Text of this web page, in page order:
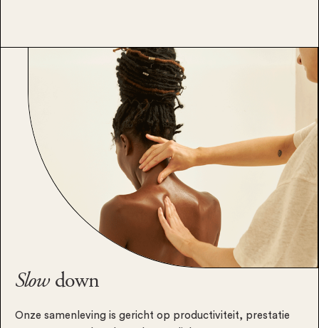
Slowdown
Onze samenleving is gericht op productiviteit, prestatie